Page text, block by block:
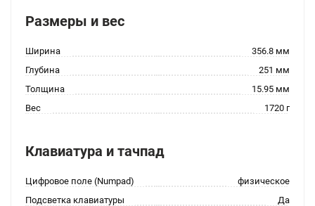
Размеры и вес
Ширина
356.8 мм
Глубина
251 мм
Толщина
15.95 мм
Вес
1720 г
Клавиатура и тачпад
Цифровое поле (Numpad)
физическое
Подсветка клавиатуры
Да